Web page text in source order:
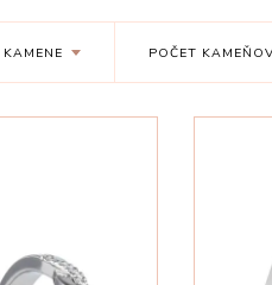
KAMENE POČET KAMEŇOV